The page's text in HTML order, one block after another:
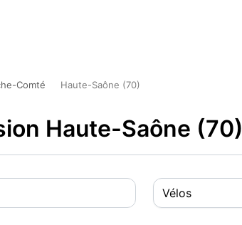
Comté Haute-Saône (70)
Haute-Saône (70)